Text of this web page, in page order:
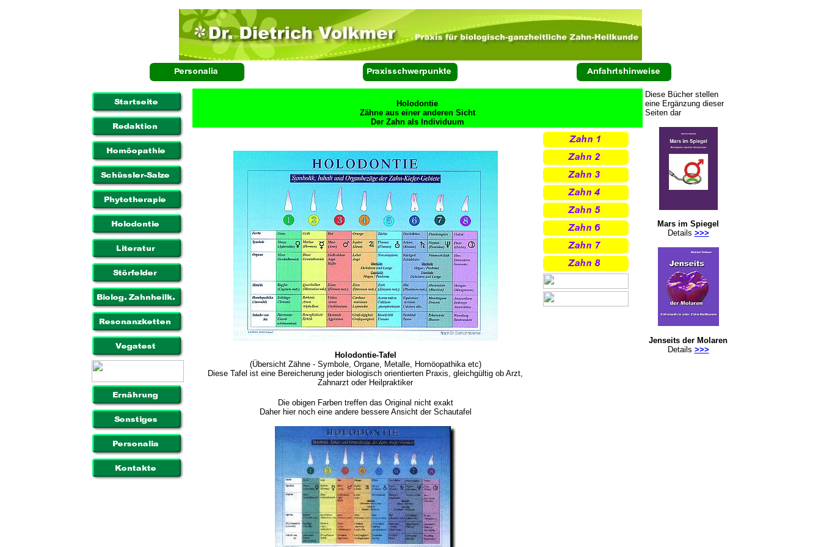
Holodontie
Zähne aus einer anderen Sicht
Der Zahn als Individuum
Diese Bücher stellen
eine Ergänzung dieser
Seiten dar
Mars im Spiegel
Details >>>
Jenseits der Molaren
Details >>>
Holodontie-Tafel
(Übersicht Zähne - Symbole, Organe, Metalle, Homöopathika etc)
Diese Tafel ist eine Bereicherung jeder biologisch orientierten Praxis, gleichgültig ob Arzt,
Zahnarzt oder Heilpraktiker
Die obigen Farben treffen das Original nicht exakt
Daher hier noch eine andere bessere Ansicht der Schautafel